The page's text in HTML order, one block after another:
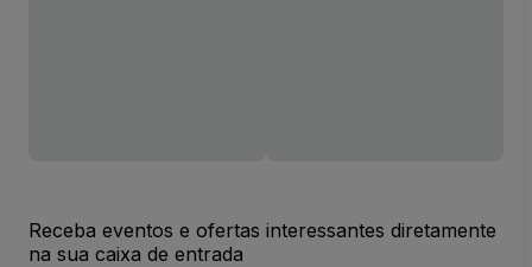
Receba eventos e ofertas interessantes diretamente
na sua caixa de entrada